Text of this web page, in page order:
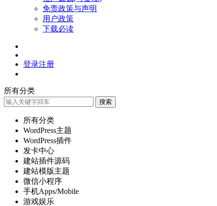
免责政策与声明
用户政策
下载必读
登录注册
所有分类
搜索
所有分类
WordPress主题
WordPress插件
发卡中心
建站插件源码
建站模版主题
微信小程序
手机Apps/Mobile
游戏娱乐